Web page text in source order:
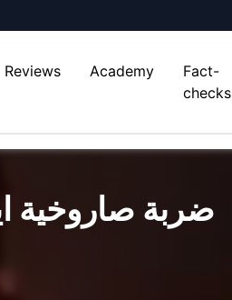
Reviews Academy
Fact-
checks
ضربة صاروخية